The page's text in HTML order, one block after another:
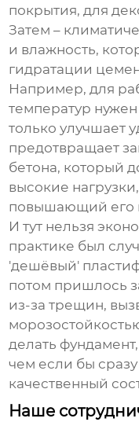
покрытия, для
Затем –
и влажность,
гидратации
Например, для
температур
только улучшает
предотвращает
бетона, который
высокие
повышающий его
И тут нельзя
практике был
'дешёвый'
потом пришлось
из-за трещин,
делать
чем если бы
качественный
Наше